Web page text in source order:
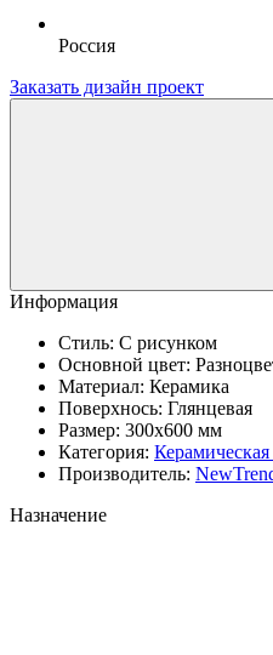
Россия
Заказать дизайн проект
Информация
Стиль: С рисунком
Основной цвет:
Материал: Керамика
Поверхнось: Глянцевая
Размер: 300x600 мм
Категория:
Производитель:
Назначение